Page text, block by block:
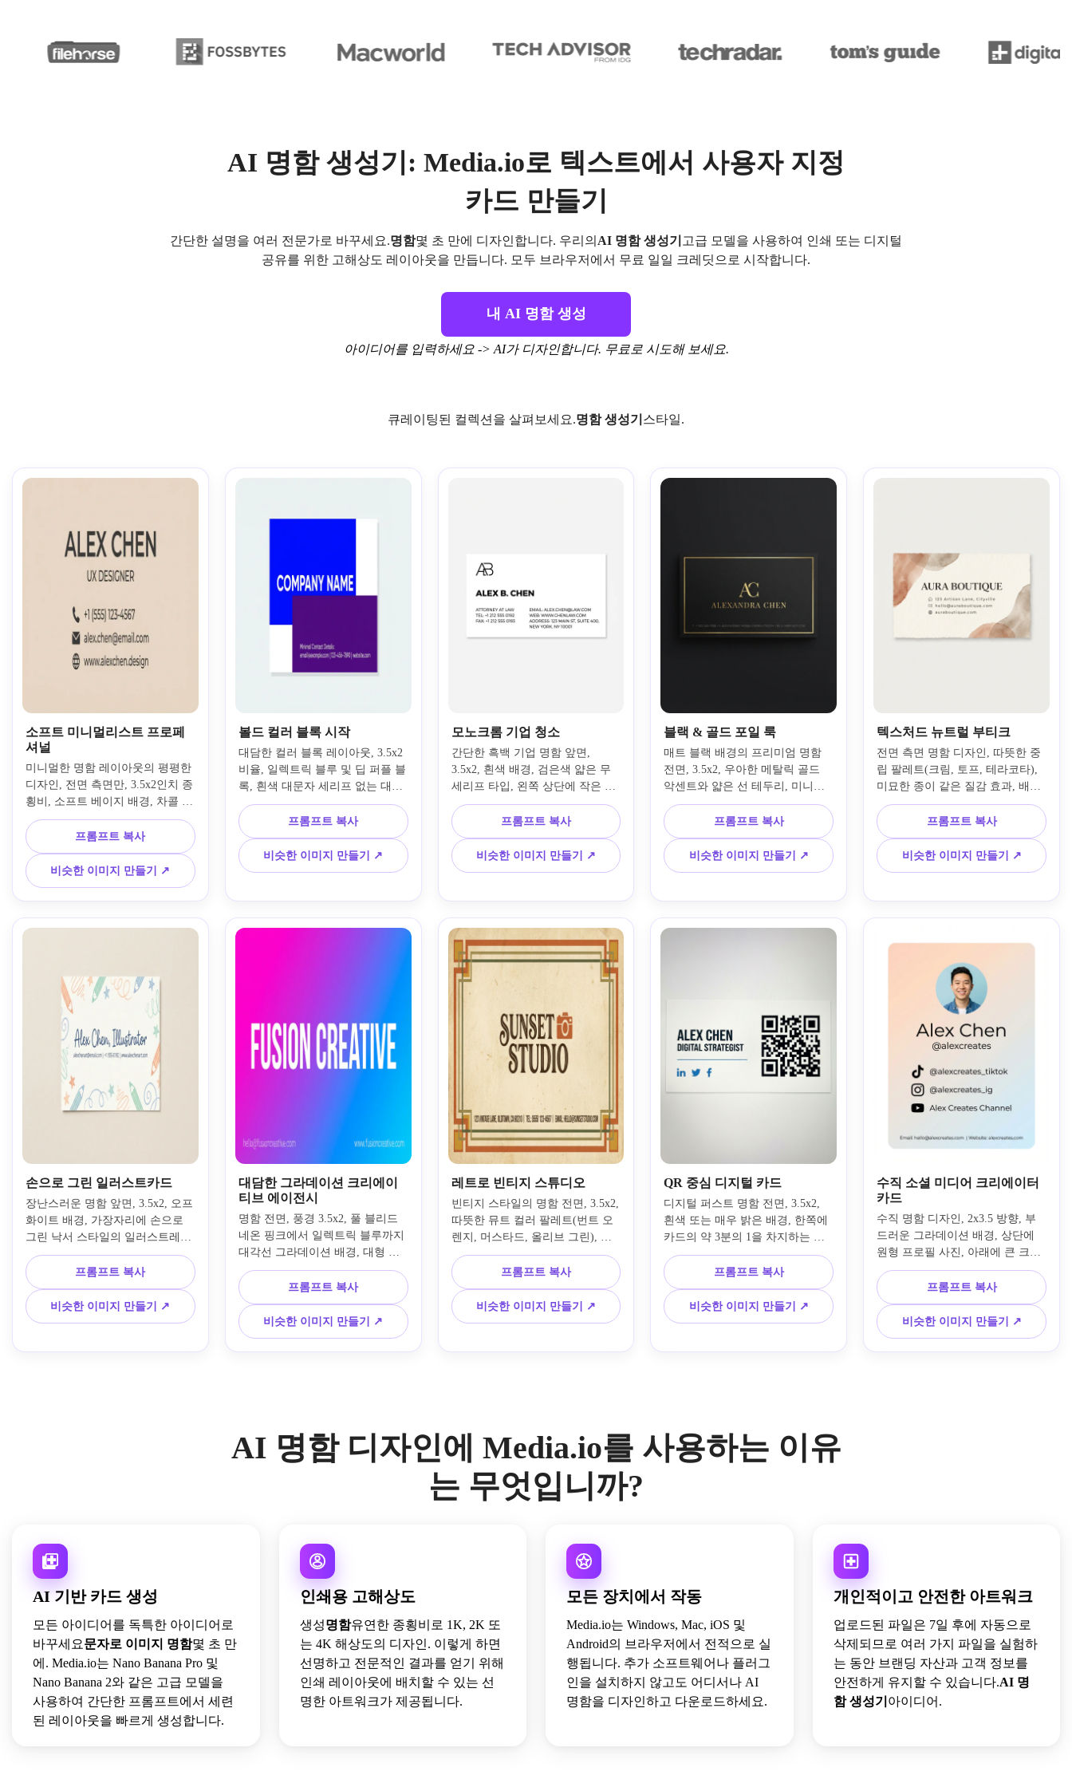
AI 명함 생성기: Media.io로 텍스트에서 사용자 지정
카드 만들기
간단한 설명을 여러 전문가로 바꾸세요.명함몇 초 만에 디자인합니다. 우리의 AI 명함 생성기 고급 모델을 사용하여 인쇄 또는 디지털
공유를 위한 고해상도 레이아웃을 만듭니다. 모두 브라우저에서 무료 일일 크레딧으로 시작합니다.
내 AI 명함 생성
아이디어를 입력하세요 -> AI가 디자인합니다. 무료로 시도해 보세요.
큐레이팅된 컬렉션을 살펴보세요.명함 생성기 스타일.
소프트 미니멀리스트 프로페
셔널
미니멀한 명함 레이아웃의 평평한
디자인, 전면 측면만, 3.5x2인치 종
횡비, 소프트 베이지 배경, 차콜 그
레이 무세리프 타이포그래피, 상단
에 큰 이름, 아래에 깔끔하게 정렬
된 직함 및 연락처, 전화/이메일/웹
사이트의 간단한 아이콘 행, 배경
장면 없음, 모형 없음, 손 없음, 인
쇄에 적합한 고해상도 그래픽, 현
대적인 UX 디자이너 미학
프롬프트 복사
비슷한 이미지 만들기 ↗
볼드 컬러 블록 시작
대담한 컬러 블록 레이아웃, 3.5x2
비율, 일렉트릭 블루 및 딥 퍼플 블
록, 흰색 대문자 세리프 없는 대형
회사 이름, 깔끔한 정렬, 작은 유형
의 최소한의 연락처 세부 정보, 그
라데이션 없음, 평평한 벡터 스타
일 룩, 호흡 공간을 위한 흰색 배경
영역, 3D 효과 없음, 모형이나 책
프롬프트 복사
비슷한 이미지 만들기 ↗
모노크롬 기업 청소
간단한 흑백 기업 명함 앞면,
3.5x2, 흰색 배경, 검은색 얇은 무
세리프 타입, 왼쪽 상단에 작은 로
고 또는 모노그램, 변호사 이름 굵
게, 직함 및 연락처 정보가 깔끔한
열로 정렬, 장식 요소 없음, 아이콘
없음, 드롭 섀도우 없음, 모형 없
음, 고대비, 인쇄 친화적인 레이아
프롬프트 복사
비슷한 이미지 만들기 ↗
블랙 & 골드 포일 룩
매트 블랙 배경의 프리미엄 명함
전면, 3.5x2, 우아한 메탈릭 골드
악센트와 얇은 선 테두리, 미니멀
세리프 로고 중앙, 골드 대문자로
에이전트 이름, 하단에 미묘한 회
색으로 작은 접촉 세부 정보, 미묘
한 메탈릭 효과를 제외한 그라데이
션 없음, 배경 환경 없음, 카드의
련된 미적
프롬프트 복사
비슷한 이미지 만들기 ↗
텍스처드 뉴트럴 부티크
전면 측면 명함 디자인, 따뜻한 중
립 팔레트(크림, 토프, 테라코타),
미묘한 종이 같은 질감 효과, 배경
모서리에 부드러운 유기적 추상 모
양, 세련된 세리프 글꼴의 부티크
이름, 깔끔한 무세리프의 지원 텍
스트, 부드러운 글자 간격, 최소한
의 아이콘, 모형 장면 없음, 손 없
브랜딩을 위해 디자인
프롬프트 복사
비슷한 이미지 만들기 ↗
손으로 그린 일러스트카드
장난스러운 명함 앞면, 3.5x2, 오프
화이트 배경, 가장자리에 손으로
그린 낙서 스타일의 일러스트레이
션(연필, 별, 스케치 라인), 친절한
손으로 쓴 글꼴로 일러스트레이터
이름이 있는 중앙 영역, 작은 무세
리프로 연락처 정보, 파스텔 컬러
팔레트(복숭아, 민트, 밝은 파란
평한 레이아웃
프롬프트 복사
비슷한 이미지 만들기 ↗
대담한 그라데이션 크리에이
티브 에이전시
명함 전면, 풍경 3.5x2, 풀 블리드
네온 핑크에서 일렉트릭 블루까지
대각선 그라데이션 배경, 대형 굵
은 흰색 무세리프 대행사 이름 중
앙, 미묘한 그림자 없는 텍스트, 모
서리에 최소한의 연락처 정보, 로
고 필요 없음, 추가 이미지 없음,
모형 없음, 디지털 및 인쇄에 최적
화된 고해상도 플랫 디자인
프롬프트 복사
비슷한 이미지 만들기 ↗
레트로 빈티지 스튜디오
빈티지 스타일의 명함 전면, 3.5x2,
따뜻한 뮤트 컬러 팔레트(번트 오
렌지, 머스타드, 올리브 그린), 단
순한 기하학적 테두리, 레트로 세
리프 또는 스크립트로 스튜디오 이
름, 작은 카메라 아이콘, 오래된 종
이를 암시하는 질감 있는 배경, 약
간의 그레인, 연락처 정보 하단에
인만
프롬프트 복사
비슷한 이미지 만들기 ↗
QR 중심 디지털 카드
디지털 퍼스트 명함 전면, 3.5x2,
흰색 또는 매우 밝은 배경, 한쪽에
카드의 약 3분의 1을 차지하는 큰
검은색 QR 코드, 다른 쪽에 굵은
무세리프로 표시된 이름과 직함,
이름 아래에 작은 소셜 미디어 아
이콘 행, 구분 및 하이라이트를 위
한 악센트 컬러(파란색 또는 보라
스캔 가능성을 위한 높은 대비
프롬프트 복사
비슷한 이미지 만들기 ↗
수직 소셜 미디어 크리에이터
카드
수직 명함 디자인, 2x3.5 방향, 부
드러운 그라데이션 배경, 상단에
원형 프로필 사진, 아래에 큰 크리
에이터 이름과 @handle, 사용자 이
름이 나열된 TikTok, Instagram,
YouTube용 아이콘, 최소한의 연락
처 텍스트, 둥근 모서리 미적, 깔끔
한 무세리프 타이포그래피, 평평한
레이아웃, 주변 장면이나 모형 없
프롬프트 복사
비슷한 이미지 만들기 ↗
AI 명함 디자인에 Media.io를 사용하는 이유
는 무엇입니까?
AI 기반 카드 생성
모든 아이디어를 독특한 아이디어로
바꾸세요문자로 이미지 명함몇 초 만
에. Media.io는 Nano Banana Pro 및
Nano Banana 2와 같은 고급 모델을
사용하여 간단한 프롬프트에서 세련
된 레이아웃을 빠르게 생성합니다.
인쇄용 고해상도
생성명함유연한 종횡비로 1K, 2K 또
는 4K 해상도의 디자인. 이렇게 하면
선명하고 전문적인 결과를 얻기 위해
인쇄 레이아웃에 배치할 수 있는 선
명한 아트워크가 제공됩니다.
모든 장치에서 작동
Media.io는 Windows, Mac, iOS 및
Android의 브라우저에서 전적으로 실
행됩니다. 추가 소프트웨어나 플러그
인을 설치하지 않고도 어디서나 AI
명함을 디자인하고 다운로드하세요.
개인적이고 안전한 아트워크
업로드된 파일은 7일 후에 자동으로
삭제되므로 여러 가지 파일을 실험하
는 동안 브랜딩 자산과 고객 정보를
안전하게 유지할 수 있습니다.AI 명
함 생성기 아이디어.